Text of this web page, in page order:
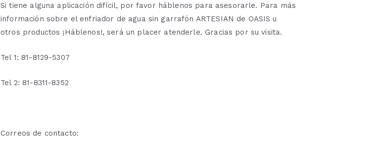
Si tiene alguna aplicación difícil, por favor háblenos para asesorarle. Para más
información sobre el enfriador de agua sin garrafón ARTESIAN de OASIS u
otros productos ¡Háblenos!, será un placer atenderle. Gracias por su visita.
Tel 1: 81-8129-5307
Tel 2: 81-8311-8352
Correos de contacto: